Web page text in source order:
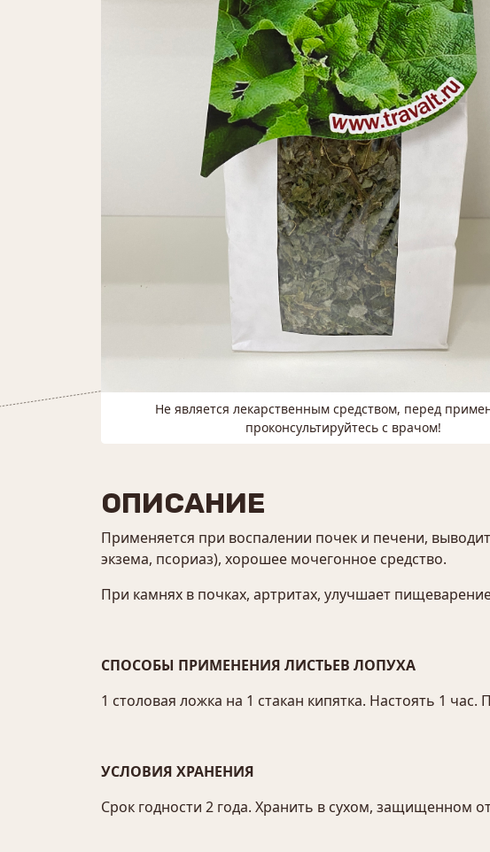
Не является лекарственным средством, перед
проконсультируйтесь с врачом!
ОПИСАНИЕ
Применяется при воспалении почек и печени,
экзема, псориаз), хорошее мочегонное средство.
При камнях в почках, артритах, улучшает
СПОСОБЫ ПРИМЕНЕНИЯ ЛИСТЬЕВ ЛОПУХА
1 столовая ложка на 1 стакан кипятка. Настоять 1 час.
УСЛОВИЯ ХРАНЕНИЯ
Срок годности 2 года. Хранить в сухом, защищенном